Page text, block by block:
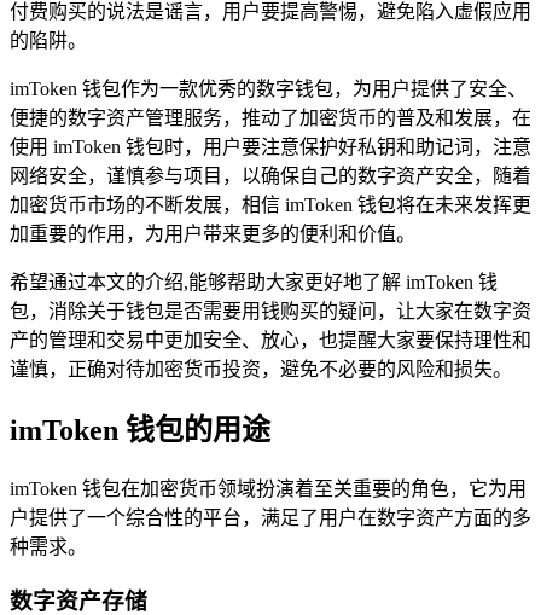
付费购买的说法是谣言，用户要提高警惕，避免陷入虚假应用
的陷阱。
imToken 钱包作为一款优秀的数字钱包，为用户提供了安全、
便捷的数字资产管理服务，推动了加密货币的普及和发展，在
使用 imToken 钱包时，用户要注意保护好私钥和助记词，注意
网络安全，谨慎参与项目，以确保自己的数字资产安全，随着
加密货币市场的不断发展，相信 imToken 钱包将在未来发挥更
加重要的作用，为用户带来更多的便利和价值。
希望通过本文的介绍,能够帮助大家更好地了解 imToken 钱
包，消除关于钱包是否需要用钱购买的疑问，让大家在数字资
产的管理和交易中更加安全、放心，也提醒大家要保持理性和
谨慎，正确对待加密货币投资，避免不必要的风险和损失。
imToken 钱包的用途
imToken 钱包在加密货币领域扮演着至关重要的角色，它为用
户提供了一个综合性的平台，满足了用户在数字资产方面的多
种需求。
数字资产存储